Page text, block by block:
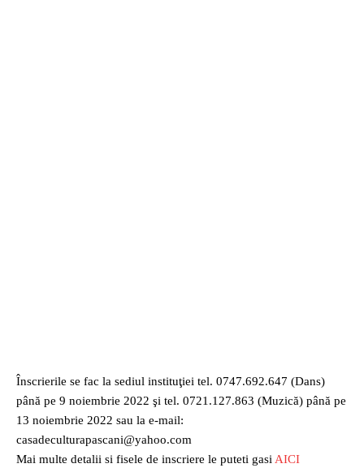
Înscrierile se fac la sediul instituţiei tel. 0747.692.647 (Dans)
până pe 9 noiembrie 2022 şi tel. 0721.127.863 (Muzică) până pe
13 noiembrie 2022 sau la e-mail:
casadeculturapascani@yahoo.com
Mai multe detalii si fisele de inscriere le puteti gasiAICI